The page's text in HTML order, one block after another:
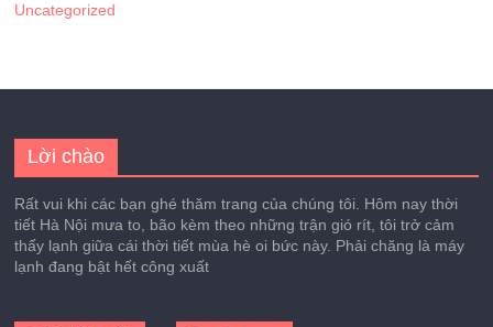
Uncategorized
Lời chào
Rất vui khi các bạn ghé thăm trang của chúng tôi. Hôm nay thời
tiết Hà Nội mưa to, bão kèm theo những trận gió rít, tôi trở cảm
thấy lạnh giữa cái thời tiết mùa hè oi bức này. Phải chăng là máy
lạnh đang bật hết công xuất